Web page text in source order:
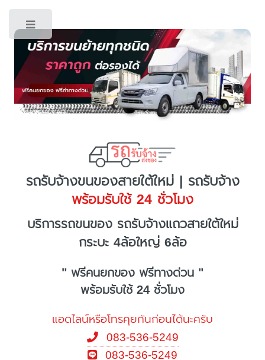
รถรับจ้างขนของสายใต้ใหม่ | รถรับจ้าง
พร้อมรับใช้ 24 ชั่วโมง
บริการรถขนของ รถรับจ้างแถวสายใต้ใหม่
กระบะ 4ล้อใหญ่ 6ล้อ
" ฟรีคนยกของ ฟรีทางด่วน "
พร้อมรับใช้ 24 ชั่วโมง
แอดไลน์หรือโทรคุยกันก่อนได้นะครับ
083-536-5249
083-536-5249
Toggle